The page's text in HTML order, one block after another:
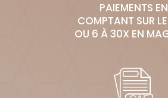
PAIEMENTS EN
COMPTANT SUR
OU 6 À 30X EN